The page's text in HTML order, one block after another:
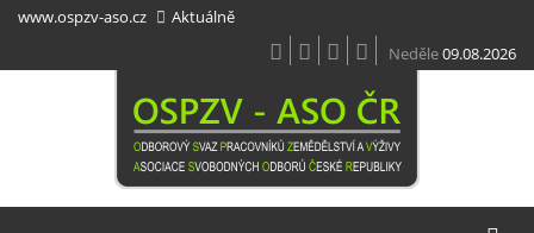
Přejít
obsahu
www.ospzv-aso.cz
Aktuálně
Neděle09.08.2026